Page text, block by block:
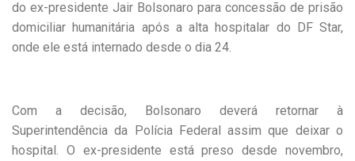
do ex-presidente Jair Bolsonaro para concessão de prisão
domiciliar humanitária após a alta hospitalar do DF Star,
onde ele está internado desde o dia 24.
Com a decisão, Bolsonaro deverá retornar à
Superintendência da Polícia Federal assim que deixar o
hospital. O ex-presidente está preso desde novembro,